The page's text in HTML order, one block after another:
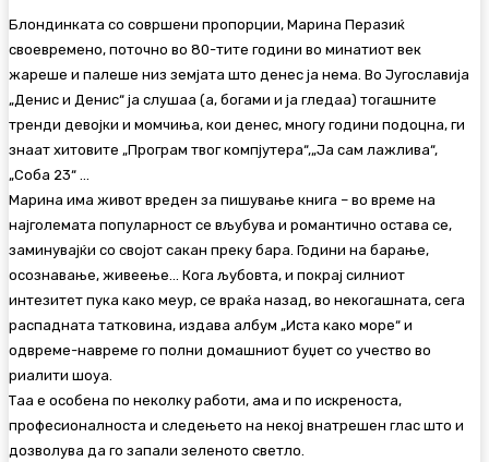
Блондинката со совршени пропорции, Марина Перазиќ
своевремено, поточно во 80-тите години во минатиот век
жареше и палеше низ земјата што денес ја нема. Во Југославија
„Денис и Денис“ ја слушаа (а, богами и ја гледаа) тогашните
тренди девојки и момчиња, кои денес, многу години подоцна, ги
знаат хитовите „Програм твог компјутера“,„Ја сам лажлива“,
„Соба 23“ …
Марина има живот вреден за пишување книга – во време на
најголемата популарност се вљубува и романтично остава се,
заминувајќи со својот сакан преку бара. Години на барање,
осознавање, живеење… Кога љубовта, и покрај силниот
интезитет пука како меур, се враќа назад, во некогашната, сега
распадната татковина, издава албум „Иста како море“ и
одвреме-навреме го полни домашниот буџет со учество во
риалити шоуа.
Таа е особена по неколку работи, ама и по искреноста,
професионалноста и следењето на некој внатрешен глас што и
дозволува да го запали зеленото светло.